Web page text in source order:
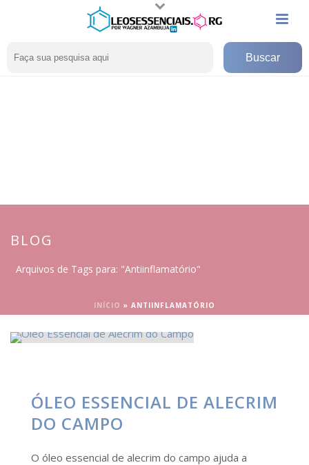
BLOG
Arquivos de Tags para: "Antiinflamatório"
INÍCIO » ANTIINFLAMATÓRIO
ÓLEO ESSENCIAL DE ALECRIM
DO CAMPO
O óleo essencial de alecrim do campo ajuda a